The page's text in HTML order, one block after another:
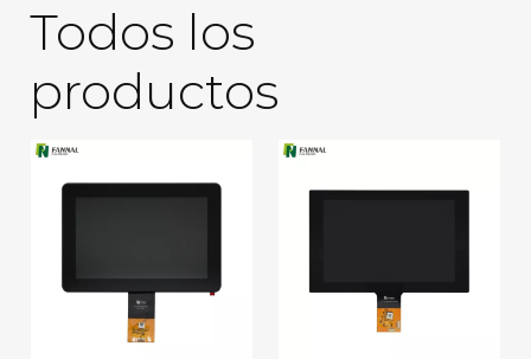
Todos los
productos